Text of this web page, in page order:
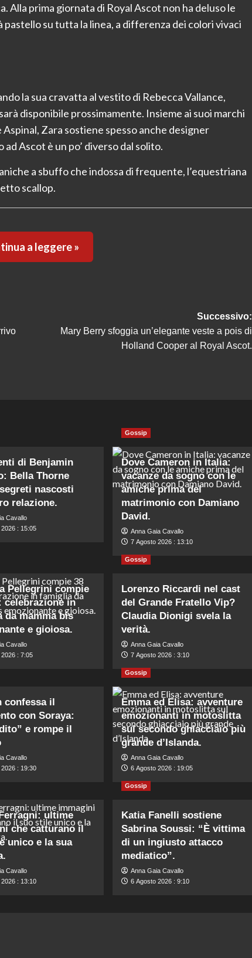
prima giornata di Royal Ascot non ha deluso le
su tutta la linea, a differenza dei colori vivaci
la sua cravatta al vestito di Rebecca Vallance,
disponibile prossimamente. Insieme ai suoi marchi
Zara sostiene spesso anche designer
Ascot è un po’ diverso dal solito.
a sbuffo che indossa di frequente, l’equestriana
scallop.
a leggere »
Successivo:
Mary Berry sfoggia un’elegante veste a pois di
Holland Cooper al Royal Ascot.
di Benjamin
Bella Thorne
nascosti
relazione.
Cavallo
: 15:05
Gossip
Dove Cameron in Italia:
vacanze da sogno con le
amiche prima del
matrimonio con Damiano
David.
Anna Gaia Cavallo
7 Agosto 2026 : 13:10
Pellegrini compie
celebrazione in
da mamma bis
e gioiosa.
Cavallo
: 7:05
Gossip
Lorenzo Riccardi nel cast
del Grande Fratello Vip?
Claudia Dionigi svela la
verità.
Anna Gaia Cavallo
7 Agosto 2026 : 3:10
confessa il
con Soraya:
e rompe il
Cavallo
: 19:30
Gossip
Emma ed Elisa: avventure
emozionanti in motoslitta
sul secondo ghiacciaio più
grande d’Islanda.
Anna Gaia Cavallo
6 Agosto 2026 : 19:05
ultime
che catturano il
unico e la sua
Cavallo
: 13:10
Gossip
Katia Fanelli sostiene
Sabrina Soussi: “È vittima
di un ingiusto attacco
mediatico”.
Anna Gaia Cavallo
6 Agosto 2026 : 9:10